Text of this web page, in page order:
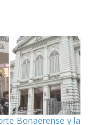
Bonaerense y la